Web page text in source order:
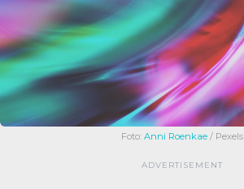
Foto: Anni Roenkae / Pexels